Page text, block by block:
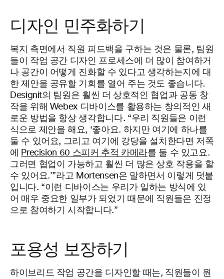
디자인 민주화하기
복지 측면에서 직원 피드백을 구하는 것은 물론, 팀원
들이 작업 공간 디자인 프로세스에 더 많이 참여하거
나 공간이 어떻게 진화할 수 있다고 생각하는지에 대
한 제안을 공유할 기회를 열어 주는 것도 좋습니다.
Designit의 팀원은 훨씬 더 상호적인 협업과 공동 창
작을 위해 Webex 디바이스를 활용하는 창의적인 새
로운 방법을 항상 생각합니다. “우리 직원들은 이런
식으로 제안을 해요, ‘좋아요. 하지만 여기에 하나를
둘 수 있어요, 그리고 여기에 강당을 설치한다면 저쪽
에
Precision 60 스피커 추적 카메라를 둘 수 있고요.
그러면 협업이 가능하고 훨씬 더 많은 상호 작용을 할
수 있어요.'”라고 Mortensen은 말하면서 이렇게 덧붙
입니다. “이런 디바이스는 우리가 일하는 방식에 있
어 매우 중요한 일부가 되었기 때문에 직원들은 진정
으로 참여하기 시작합니다.”
포용성 보장하기
하이브리드 작업 공간을 디자인할 때는, 직원들이 원